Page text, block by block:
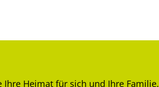
Heimat für sich und Ihre Familie.